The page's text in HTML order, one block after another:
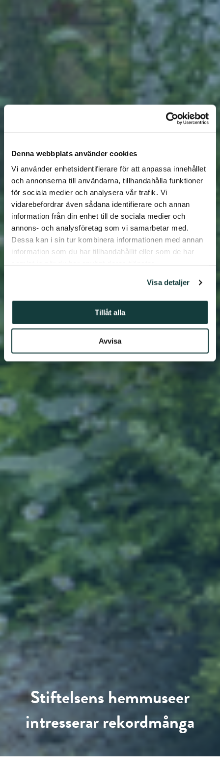
Denna webbplats använder cookies
Vi använder enhetsidentifierare för att anpassa innehållet
och annonserna till användarna, tillhandahålla funktioner
för sociala medier och analysera vår trafik. Vi
vidarebefordrar även sådana identifierare och annan
information från din enhet till de sociala medier och
annons- och analysföretag som vi samarbetar med.
Dessa kan i sin tur kombinera informationen med annan
information som du har tillhandahållit eller som de har
Visa detaljer
Tillåt alla
Avvisa
Stiftelsens hemmuseer
intresserar rekordmånga